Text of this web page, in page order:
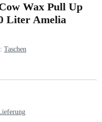
Wax Pull Up
Liter Amelia
Taschen